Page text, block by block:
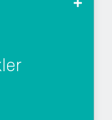
jetzt auch die